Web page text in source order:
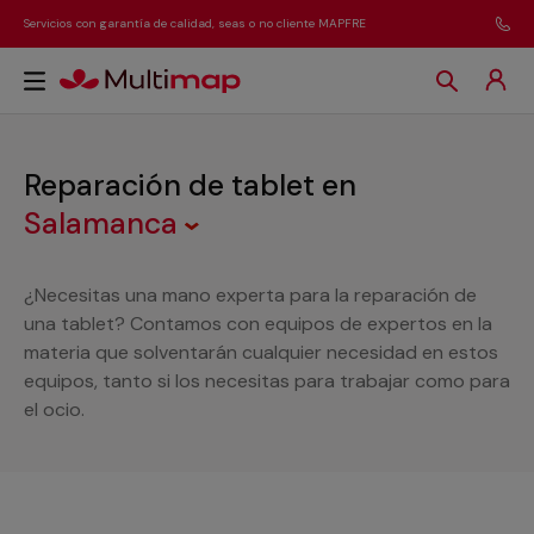
Servicios con garantía de calidad, seas o no cliente MAPFRE
Reparación de tablet en
Salamanca
¿Necesitas una mano experta para la reparación de
una tablet? Contamos con equipos de expertos en la
materia que solventarán cualquier necesidad en estos
equipos, tanto si los necesitas para trabajar como para
el ocio.